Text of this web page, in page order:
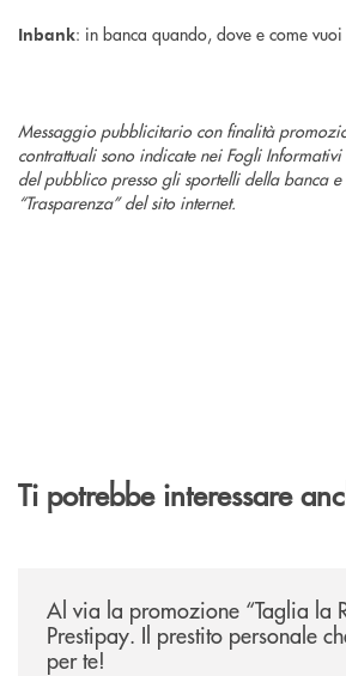
Inbank: in banca quando, dove e come vuoi
Messaggio pubblicitario con finalità
contrattuali sono indicate nei Fogli
del pubblico presso gli sportelli della banca e
“Trasparenza” del sito internet.
Ti potrebbe interessare
Al via la promozione “Taglia la
Prestipay. Il prestito personale
per te!